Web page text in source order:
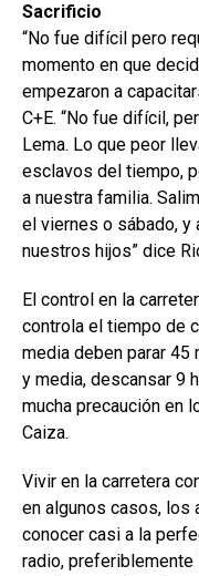
Sacrificio
“No fue difícil pero
momento en que
empezaron a
C+E. “No fue difícil,
Lema. Lo que peor
esclavos del tiempo,
a nuestra familia.
el viernes o sábado, y
nuestros hijos” dice
El control en la
controla el tiempo de
media deben parar 45
y media, descansar 9
mucha precaución en
Caiza.
Vivir en la carretera
en algunos casos, los
conocer casi a la
radio, preferiblemente